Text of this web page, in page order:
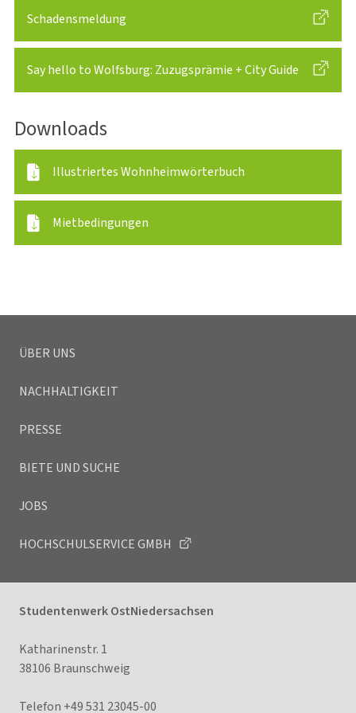
Schadensmeldung
Say hello to Wolfsburg: Zuzugsprämie + City Guide
Downloads
Illustriertes Wohnheimwörterbuch
Mietbedingungen
ÜBER UNS
NACHHALTIGKEIT
PRESSE
BIETE UND SUCHE
JOBS
HOCHSCHULSERVICE GMBH
Studentenwerk OstNiedersachsen
Katharinenstr. 1
38106 Braunschweig
Telefon +49 531 23045-00